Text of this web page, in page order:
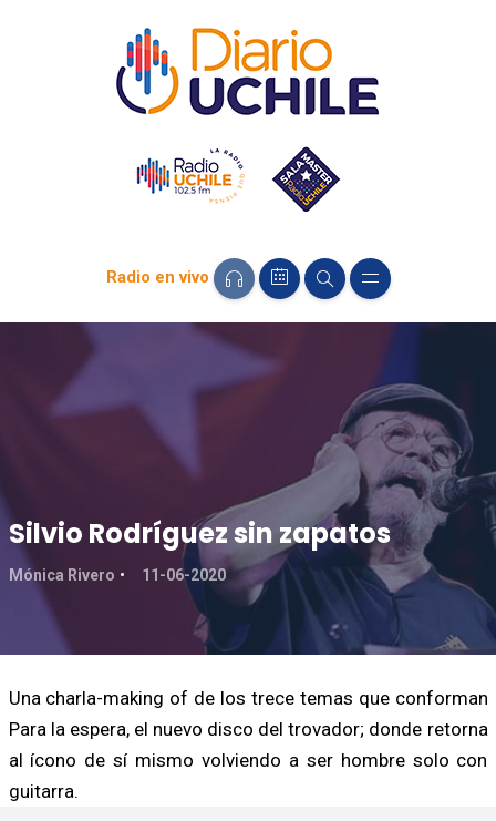
Radio en vivo
Silvio Rodríguez sin zapatos
Mónica Rivero 11-06-2020
Una charla-making of de los trece temas que conforman
Para la espera, el nuevo disco del trovador; donde retorna
al ícono de sí mismo volviendo a ser hombre solo con
guitarra.